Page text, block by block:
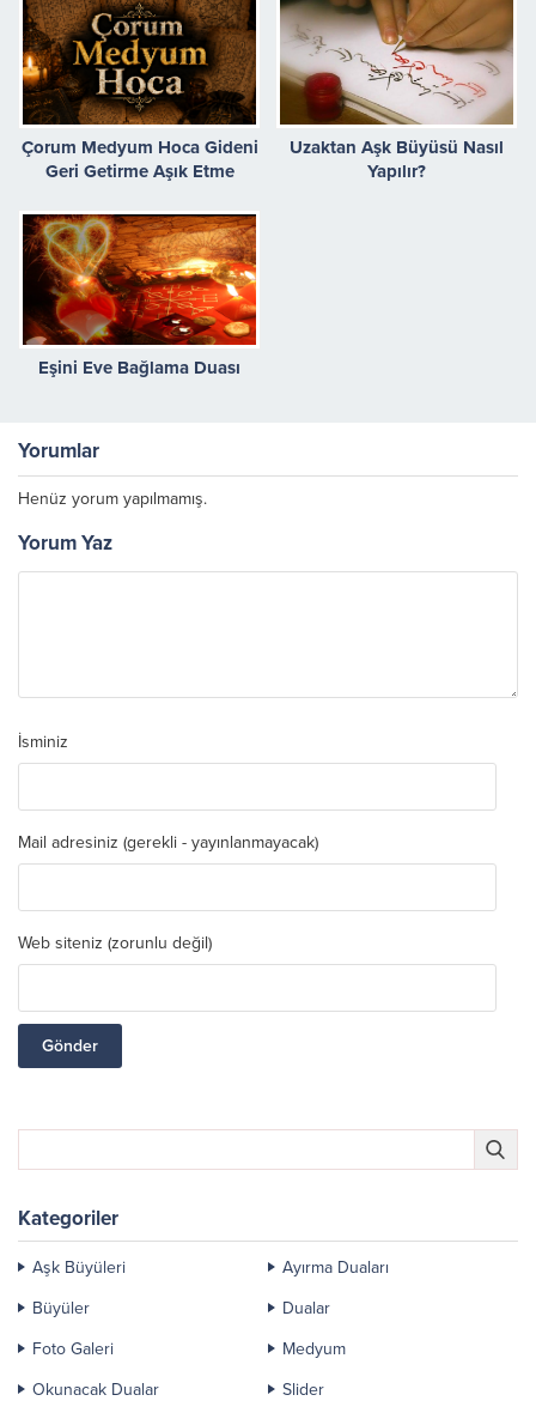
Çorum Medyum Hoca Gideni
Geri Getirme Aşık Etme
Uzaktan Aşk Büyüsü Nasıl
Yapılır?
Eşini Eve Bağlama Duası
Yorumlar
Henüz yorum yapılmamış.
Yorum Yaz
İsminiz
Mail adresiniz (gerekli - yayınlanmayacak)
Web siteniz (zorunlu değil)
Kategoriler
Aşk Büyüleri
Ayırma Duaları
Büyüler
Dualar
Foto Galeri
Medyum
Okunacak Dualar
Slider